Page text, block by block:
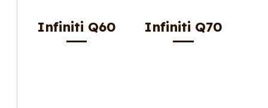
Infiniti Q60 Infiniti Q70